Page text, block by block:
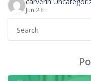
Retak kecil
perasan. Masa ni
cover tak untuk
duit sendiri.
Jun 23 ·
for: